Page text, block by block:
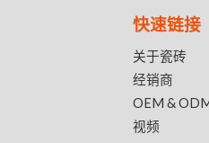
快速链接
关于瓷砖
经销商
OEM &
视频